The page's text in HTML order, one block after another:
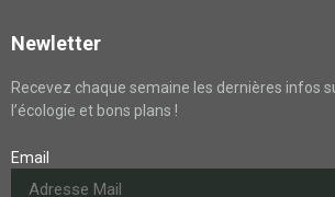
Newletter
Recevez chaque semaine les dernières infos
l’écologie et bons plans !
Email